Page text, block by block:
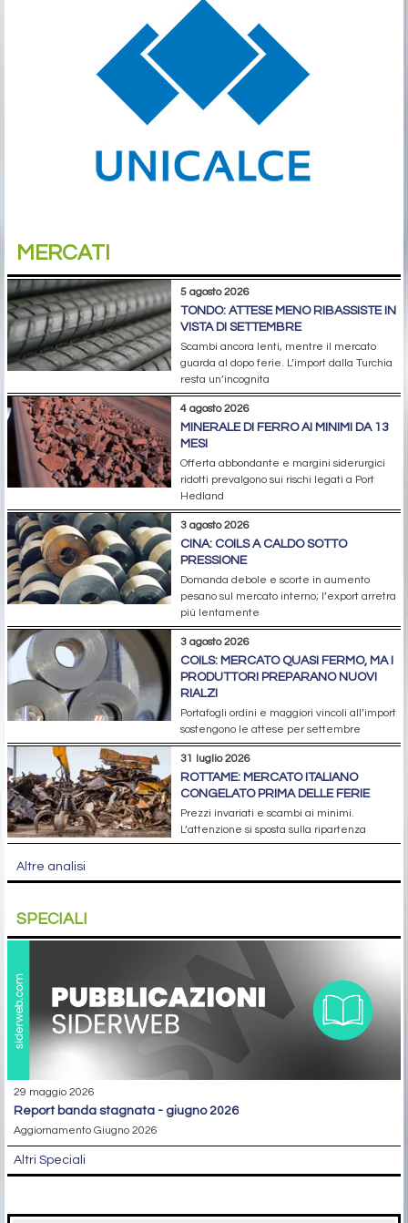
MERCATI
5 agosto 2026
TONDO: ATTESE MENO RIBASSISTE IN
VISTA DI SETTEMBRE
Scambi ancora lenti, mentre il mercato
guarda al dopo ferie. L’import dalla Turchia
resta un’incognita
4 agosto 2026
MINERALE DI FERRO AI MINIMI DA 13
MESI
Offerta abbondante e margini siderurgici
ridotti prevalgono sui rischi legati a Port
Hedland
3 agosto 2026
CINA: COILS A CALDO SOTTO
PRESSIONE
Domanda debole e scorte in aumento
pesano sul mercato interno; l’export arretra
più lentamente
3 agosto 2026
COILS: MERCATO QUASI FERMO, MA I
PRODUTTORI PREPARANO NUOVI
RIALZI
Portafogli ordini e maggiori vincoli all’import
sostengono le attese per settembre
31 luglio 2026
ROTTAME: MERCATO ITALIANO
CONGELATO PRIMA DELLE FERIE
Prezzi invariati e scambi ai minimi.
L’attenzione si sposta sulla ripartenza
Altre analisi
SPECIALI
29 maggio 2026
report banda stagnata - giugno 2026
Aggiornamento Giugno 2026
Altri Speciali